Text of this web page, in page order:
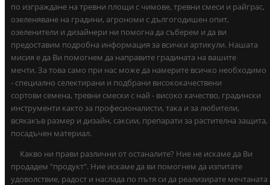
по изграждане на тревни площи с чимове, тревни смеси и райграс,
озеленяване на градини, агрономи с дългогодишен опит,
озеленители и дизайнери ни помогна да съберем и да ви
предоставим подробна информация за всички артикули. Нашата
мисия е да Ви помогнем да направите градината на вашите
мечти. За това само при нас може да намерите всичко необходимо
- специално селектирани и подбрани висококачествени
сортови семена, тревни смески с най - високо качество, градински
инструменти както за професионалисти, така и за любители,
всякакъв размер и дизайн, саксии, препарати за растителна защита,
посадъчен материал.
Какво ни прави различни от останалите? Ние не искаме да Ви
продадем "продукт". Ние искаме да ви помогнем да изпитате
удоволствие, радост и наслада по пътя си да реализирате мечтаната